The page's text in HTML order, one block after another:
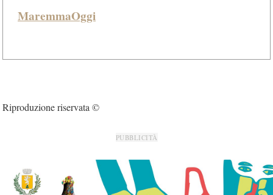
MaremmaOggi
Riproduzione riservata ©
PUBBLICITÀ